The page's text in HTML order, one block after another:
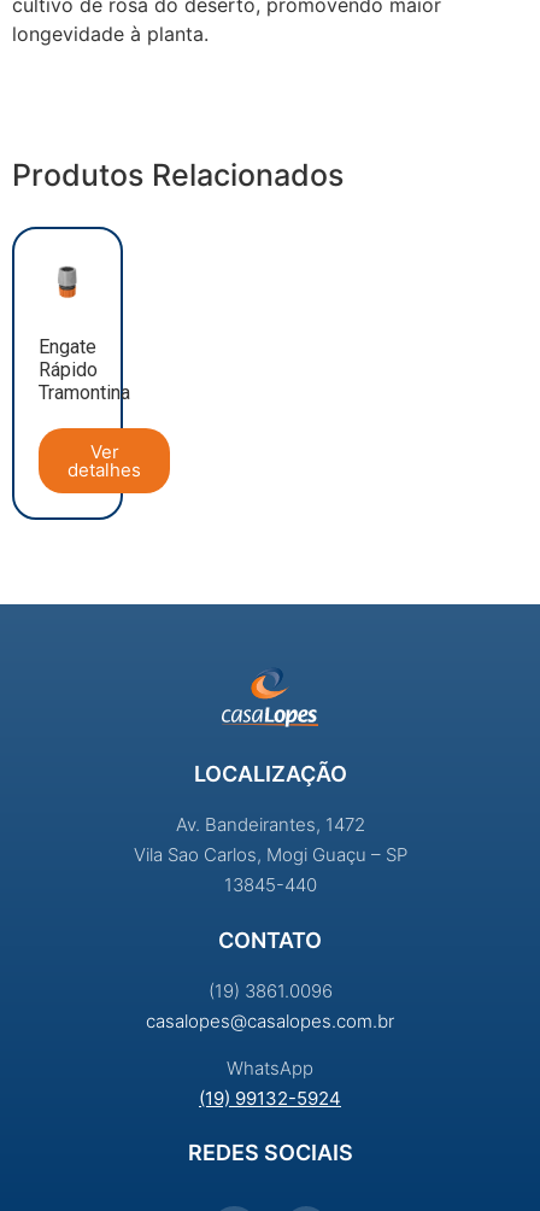
cultivo de rosa do deserto, promovendo maior
longevidade à planta.
Produtos Relacionados
Engate
Rápido
Tramontina
Ver
detalhes
LOCALIZAÇÃO
Av. Bandeirantes, 1472
Vila Sao Carlos, Mogi Guaçu – SP
13845-440
CONTATO
(19) 3861.0096
casalopes@casalopes.com.br
WhatsApp
(19) 99132-5924
REDES SOCIAIS